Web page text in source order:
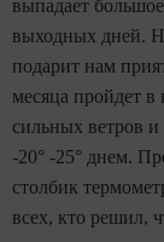
выпадает
выходных дней.
подарит нам
месяца пройдет
сильных ветров
-20° -25° днем.
столбик
всех, кто решил,